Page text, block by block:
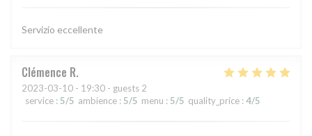
Servizio eccellente
Clémence R
2023-03-10 - 19:30 - guests 2
service : 5/5 ambience : 5/5 menu : 5/5 quality_price : 4/5